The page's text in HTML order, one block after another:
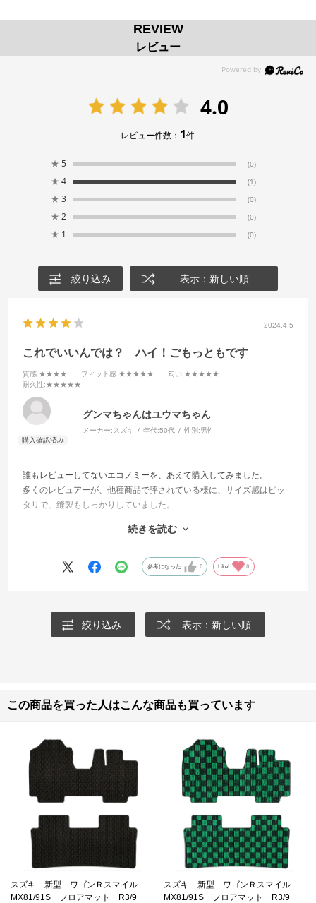
REVIEW
レビュー
4.0
レビュー件数： 1件
★ 5 (0)
★ 4 (1)
★ 3 (0)
★ 2 (0)
★ 1 (0)
絞り込み 表示：新しい順
2024.4.5
これでいいんでは？ ハイ！ごもっともです
質感:★★★★ フィット感:★★★★★ 匂い:★★★★★
耐久性:★★★★★
グンマちゃんはユウマちゃん
メーカー: スズキ 年代:50代 性別:男性
誰もレビューしてないエコノミーを、あえて購入してみました。
多くのレビュアーが、他種商品で評されている様に、サイズ感はピッ
タリで、縫製もしっかりしていました。
荷姿はビニール袋二重です。必要最低限で、かえって好感がもてま
では、星一つ減らした理由ですが
いたのですが、想像以上にダークなグレーでした。
気になる方はサンプルの端切れを送ってもらうようにしましょう。
まあ、動画を見ても分かる様に、良く作られています。
これでいいんでは？
ハイ！ごもっともです
続きを読む
参考になった 0 Like! 0
絞り込み 表示：新しい順
この商品を買った人はこんな商品も買っています
スズキ 新型 ワゴンＲスマイル
MX81/91S フロアマット R3/9
スズキ 新型 ワゴンＲスマイル
MX81/91S フロアマット R3/9